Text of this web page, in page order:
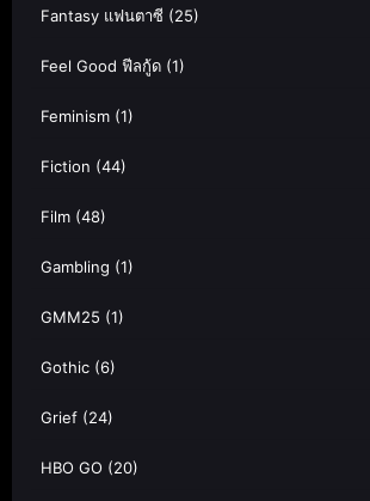
Fantasy แฟนตาซี (25)
Feel Good ฟีลกู้ด (1)
Feminism (1)
Fiction (44)
Film (48)
Gambling (1)
GMM25 (1)
Gothic (6)
Grief (24)
HBO GO (20)